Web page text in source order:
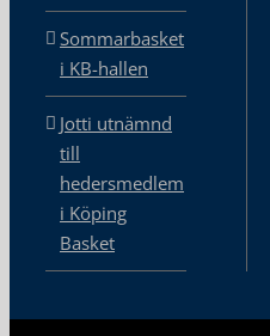
Sommarbasket
i KB-hallen
Jotti utnämnd
till
hedersmedlem
i Köping
Basket